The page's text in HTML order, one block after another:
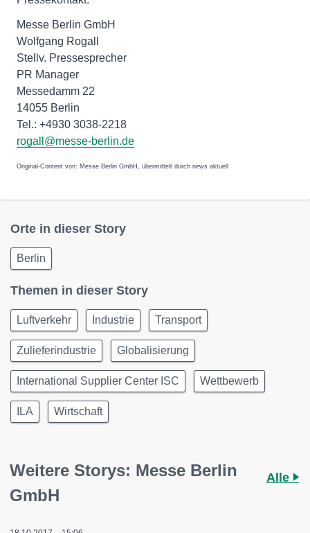
Messe Berlin GmbH
Wolfgang Rogall
Stellv. Pressesprecher
PR Manager
Messedamm 22
14055 Berlin
Tel.: +4930 3038-2218
rogall@messe-berlin.de
Original-Content von: Messe Berlin GmbH, übermittelt durch news aktuell
Orte in dieser Story
Berlin
Themen in dieser Story
Luftverkehr Industrie Transport
Zulieferindustrie Globalisierung
International Supplier Center ISC Wettbewerb
ILA Wirtschaft
Weitere Storys: Messe Berlin
GmbH
Alle